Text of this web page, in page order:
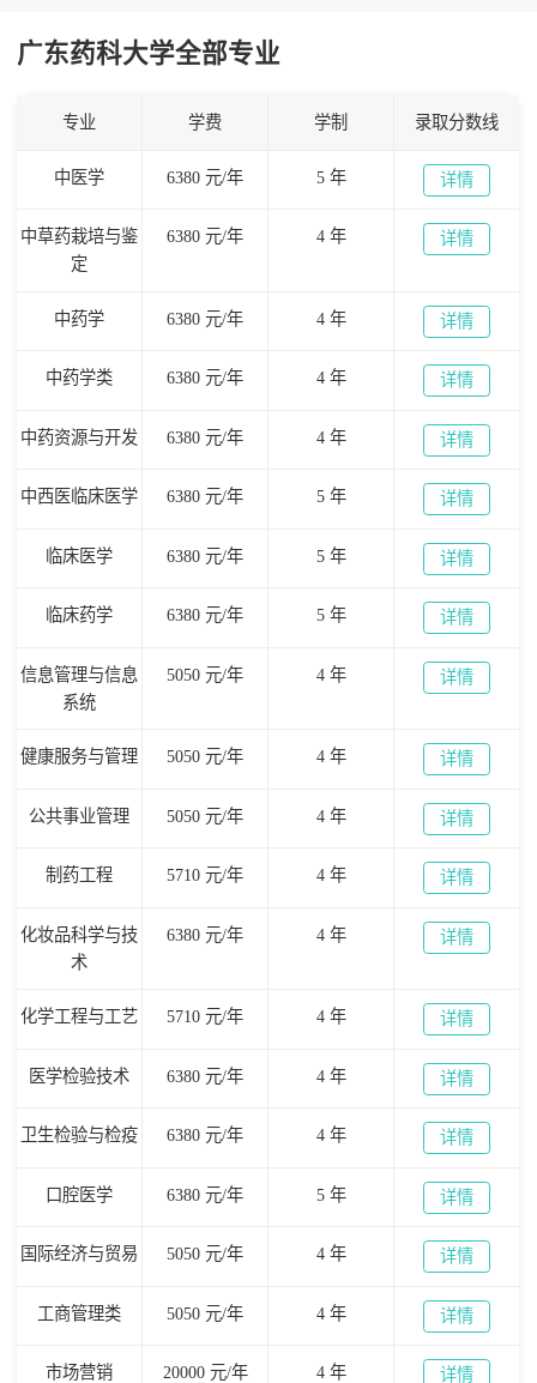
广东药科大学全部专业
专业 学费 学制 录取分数线
中医学 6380 元/年 5 年 详情
中草药栽培与鉴
定
6380 元/年 4 年 详情
中药学 6380 元/年 4 年 详情
中药学类 6380 元/年 4 年 详情
中药资源与开发 6380 元/年 4 年 详情
中西医临床医学 6380 元/年 5 年 详情
临床医学 6380 元/年 5 年 详情
临床药学 6380 元/年 5 年 详情
信息管理与信息
系统
5050 元/年 4 年 详情
健康服务与管理 5050 元/年 4 年 详情
公共事业管理 5050 元/年 4 年 详情
制药工程 5710 元/年 4 年 详情
化妆品科学与技
术
6380 元/年 4 年 详情
化学工程与工艺 5710 元/年 4 年 详情
医学检验技术 6380 元/年 4 年 详情
卫生检验与检疫 6380 元/年 4 年 详情
口腔医学 6380 元/年 5 年 详情
国际经济与贸易 5050 元/年 4 年 详情
工商管理类 5050 元/年 4 年 详情
市场营销 20000 元/年 4 年 详情